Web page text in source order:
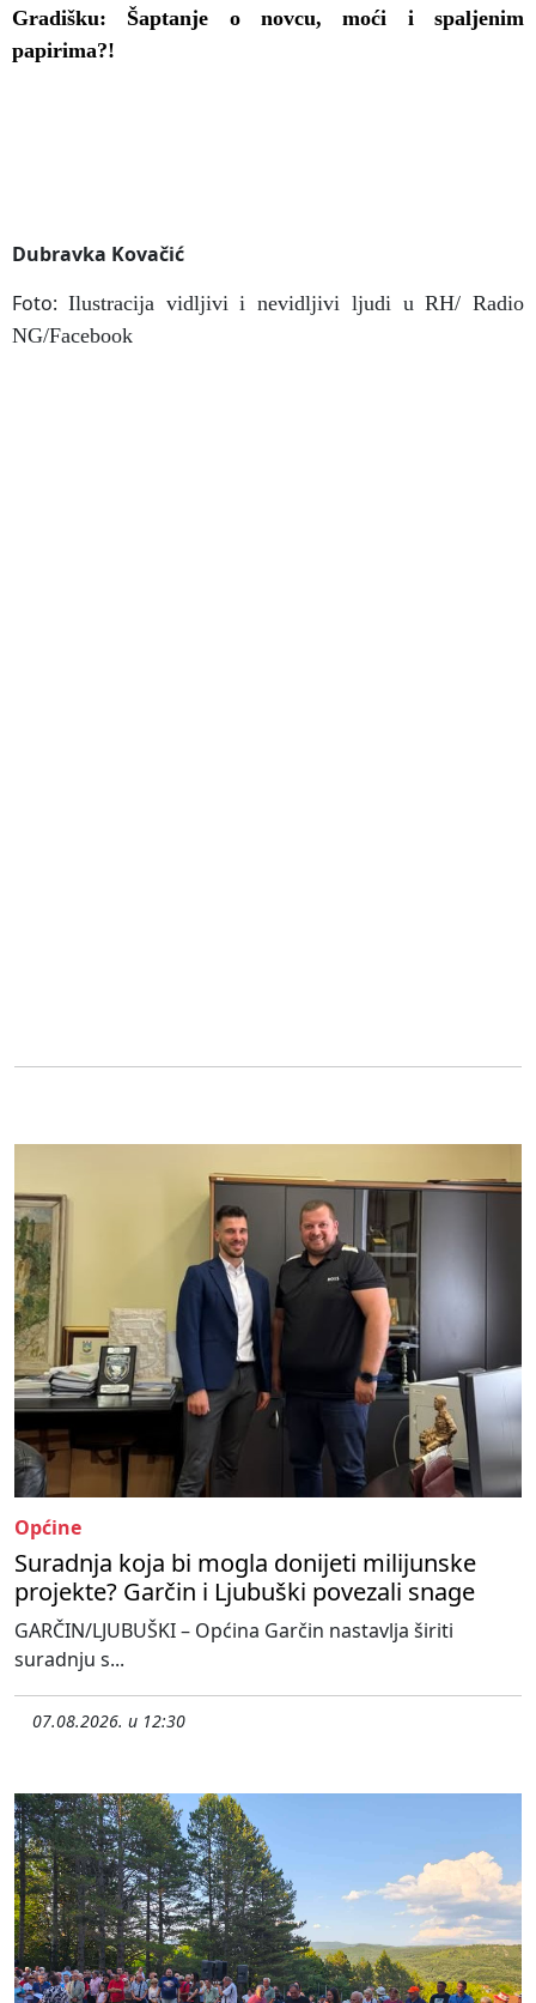
Gradišku: Šaptanje o novcu, moći i spaljenim
papirima?!
Dubravka Kovačić
Foto: Ilustracija vidljivi i nevidljivi ljudi u RH/ Radio
NG/Facebook
Općine
Suradnja koja bi mogla donijeti milijunske
projekte? Garčin i Ljubuški povezali snage
GARČIN/LJUBUŠKI – Općina Garčin nastavlja širiti
suradnju s...
07.08.2026. u 12:30